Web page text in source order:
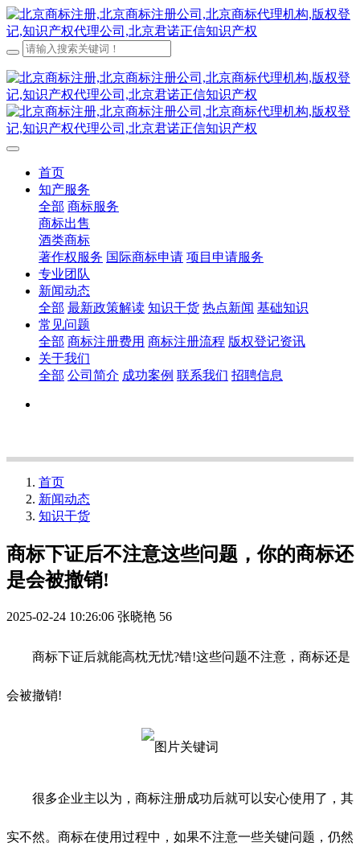
首页
知产服务
全部 商标服务
商标出售
酒类商标
著作权服务 国际商标申请 项目申请服务
专业团队
新闻动态
全部 最新政策解读 知识干货 热点新闻 基础知识
常见问题
全部 商标注册费用 商标注册流程 版权登记资讯
关于我们
全部 公司简介 成功案例 联系我们 招聘信息
首页
新闻动态
知识干货
商标下证后不注意这些问题，你的商标还
是会被撤销!
2025-02-24 10:26:06 张晓艳 56
商标下证后就能高枕无忧?错!这些问题不注意，商标还是
会被撤销!
很多企业主以为，商标注册成功后就可以安心使用了，其
实不然。商标在使用过程中，如果不注意一些关键问题，仍然